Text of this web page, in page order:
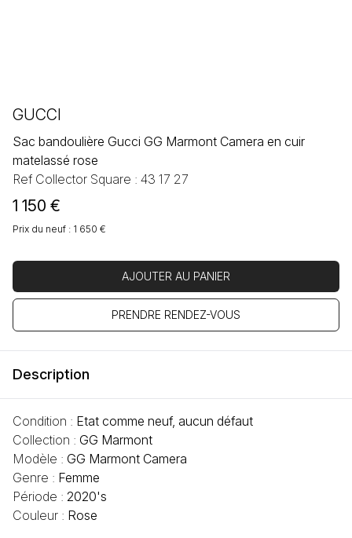
GUCCI
Sac bandoulière Gucci GG Marmont Camera en cuir
matelassé rose
Ref Collector Square : 43 17 27
1 150 €
Prix du neuf : 1 650 €
AJOUTER AU PANIER
PRENDRE RENDEZ-VOUS
Description
Condition : Etat comme neuf, aucun défaut
Collection : GG Marmont
Modèle : GG Marmont Camera
Genre : Femme
Période : 2020's
Couleur : Rose